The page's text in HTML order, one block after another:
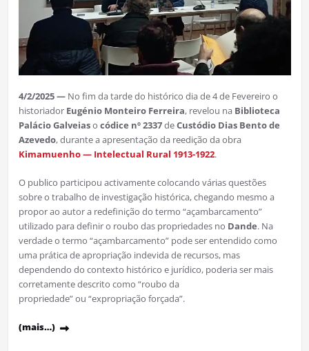
4/2/2025 —No fim da tarde do histórico dia de 4 de Fevereiro o
historiador Eugénio Monteiro Ferreira, revelou na Biblioteca
Palácio Galveiaso códice nº 2337deCustódio Dias Bento de
Azevedo, durante a apresentação da reedição da obra
Kimamuenho — Intelectual Rural 1913-1922.
O publico participou activamente colocando várias questões
sobre o trabalho de investigação histórica, chegando mesmo a
propor ao autor a redefinição do termo “açambarcamento”
utilizado para definir o roubo das propriedades no Dande. Na
verdade o termo “açambarcamento” pode ser entendido como
uma prática de apropriação indevida de recursos, mas
dependendo do contexto histórico e jurídico, poderia ser mais
corretamente descrito como “roubo da
propriedade” ou “expropriação forçada”.
(mais…)